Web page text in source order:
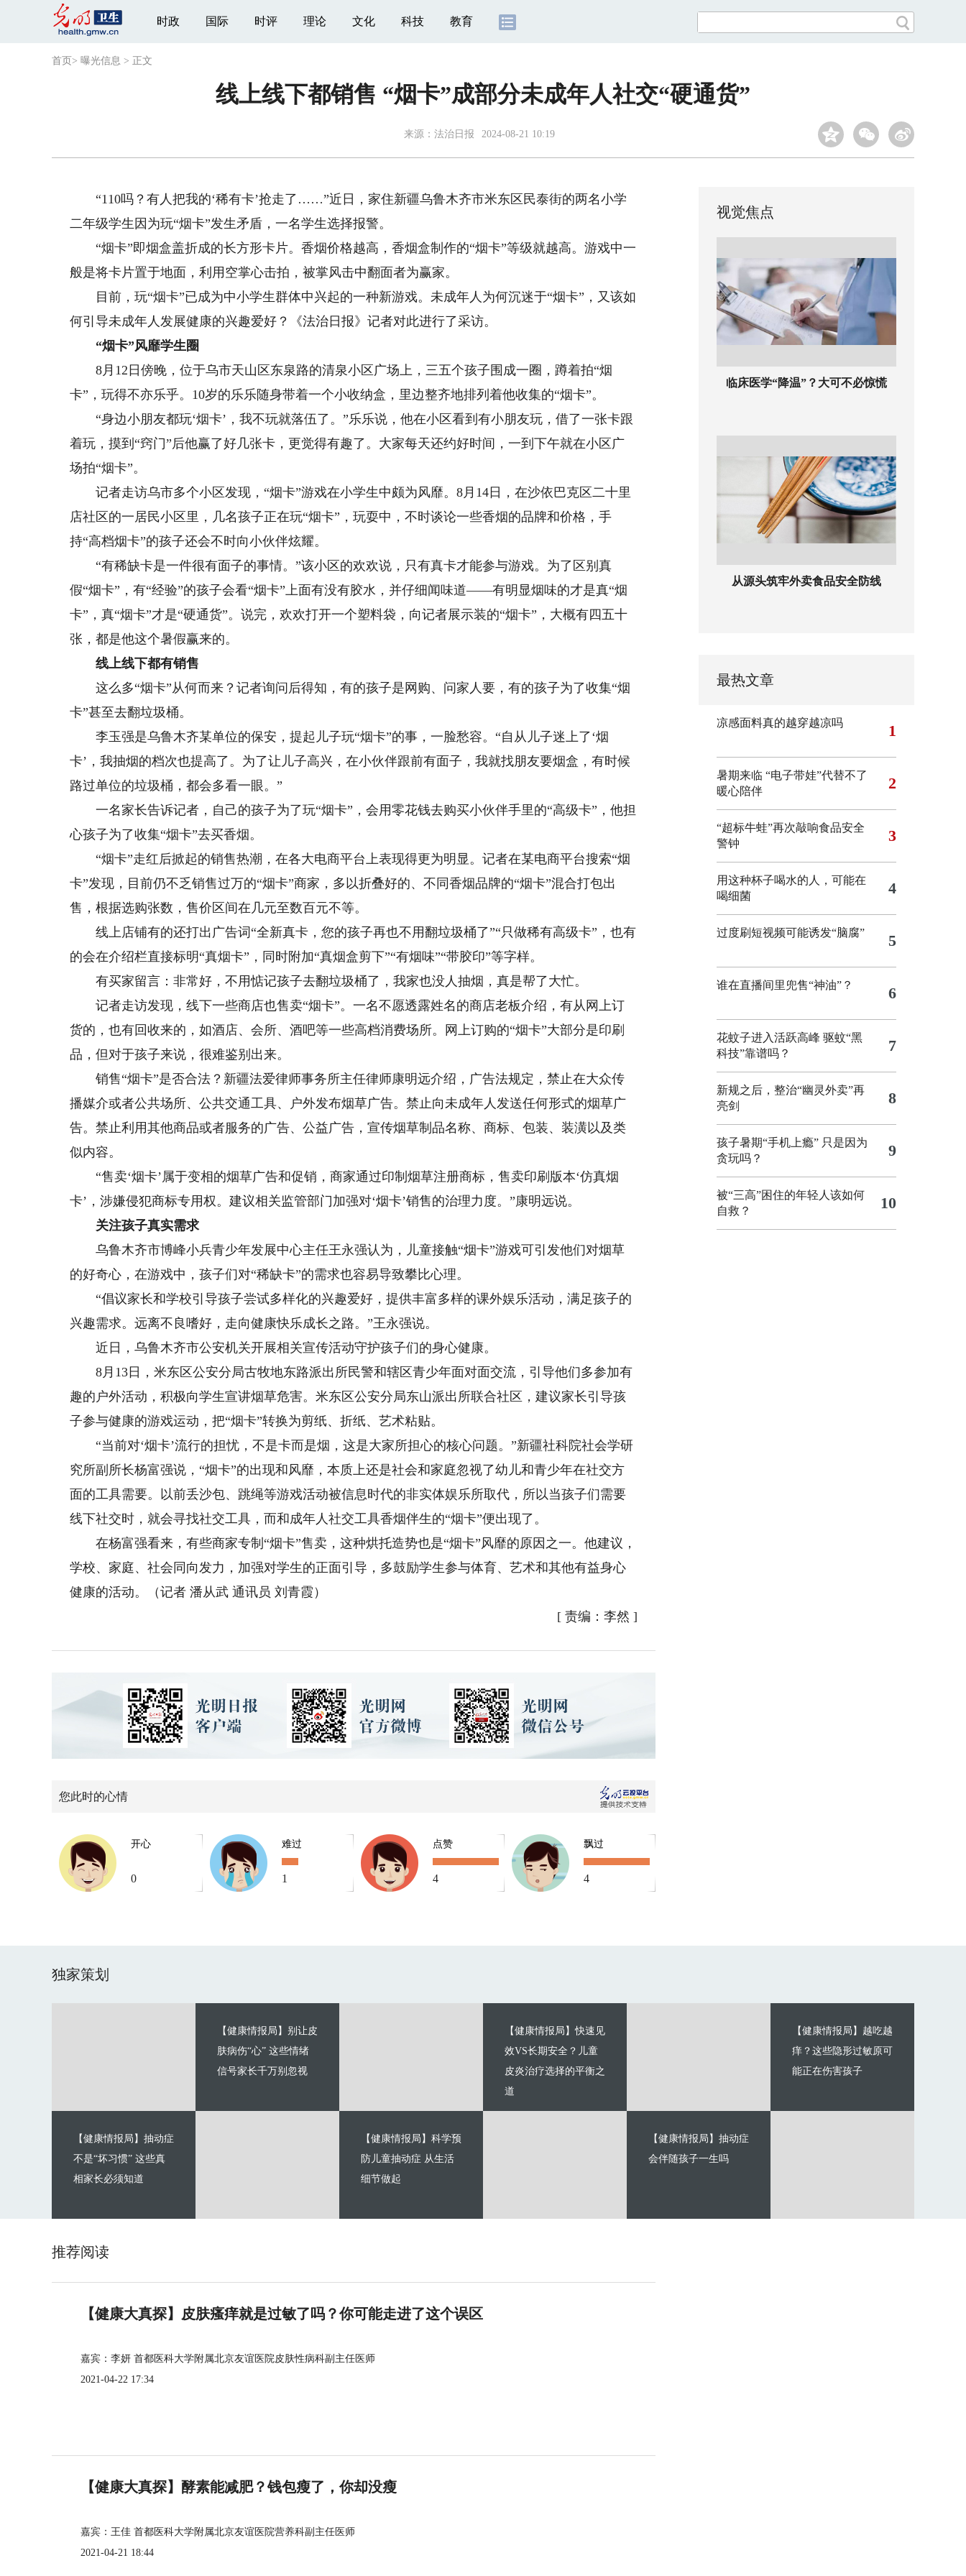
时政 国际 时评 理论 文化 科技 教育
首页 > 曝光信息 > 正文
线上线下都销售 “烟卡”成部分未成年人社交“硬通货”
来源： 法治日报 2024-08-21 10:19
“110吗？有人把我的‘稀有卡’抢走了……”近日，家住新疆乌鲁木齐市米东区民泰街的两名小学
二年级学生因为玩“烟卡”发生矛盾，一名学生选择报警。
“烟卡”即烟盒盖折成的长方形卡片。香烟价格越高，香烟盒制作的“烟卡”等级就越高。游戏中一
般是将卡片置于地面，利用空掌心击拍，被掌风击中翻面者为赢家。
目前，玩“烟卡”已成为中小学生群体中兴起的一种新游戏。未成年人为何沉迷于“烟卡”，又该如
何引导未成年人发展健康的兴趣爱好？《法治日报》记者对此进行了采访。
“烟卡”风靡学生圈
8月12日傍晚，位于乌市天山区东泉路的清泉小区广场上，三五个孩子围成一圈，蹲着拍“烟
卡”，玩得不亦乐乎。10岁的乐乐随身带着一个小收纳盒，里边整齐地排列着他收集的“烟卡”。
“身边小朋友都玩‘烟卡’，我不玩就落伍了。”乐乐说，他在小区看到有小朋友玩，借了一张卡跟
着玩，摸到“窍门”后他赢了好几张卡，更觉得有趣了。大家每天还约好时间，一到下午就在小区广
场拍“烟卡”。
记者走访乌市多个小区发现，“烟卡”游戏在小学生中颇为风靡。8月14日，在沙依巴克区二十里
店社区的一居民小区里，几名孩子正在玩“烟卡”，玩耍中，不时谈论一些香烟的品牌和价格，手
持“高档烟卡”的孩子还会不时向小伙伴炫耀。
“有稀缺卡是一件很有面子的事情。”该小区的欢欢说，只有真卡才能参与游戏。为了区别真
假“烟卡”，有“经验”的孩子会看“烟卡”上面有没有胶水，并仔细闻味道——有明显烟味的才是真“烟
卡”，真“烟卡”才是“硬通货”。说完，欢欢打开一个塑料袋，向记者展示装的“烟卡”，大概有四五十
张，都是他这个暑假赢来的。
线上线下都有销售
这么多“烟卡”从何而来？记者询问后得知，有的孩子是网购、问家人要，有的孩子为了收集“烟
卡”甚至去翻垃圾桶。
李玉强是乌鲁木齐某单位的保安，提起儿子玩“烟卡”的事，一脸愁容。“自从儿子迷上了‘烟
卡’，我抽烟的档次也提高了。为了让儿子高兴，在小伙伴跟前有面子，我就找朋友要烟盒，有时候
路过单位的垃圾桶，都会多看一眼。”
一名家长告诉记者，自己的孩子为了玩“烟卡”，会用零花钱去购买小伙伴手里的“高级卡”，他担
心孩子为了收集“烟卡”去买香烟。
“烟卡”走红后掀起的销售热潮，在各大电商平台上表现得更为明显。记者在某电商平台搜索“烟
卡”发现，目前仍不乏销售过万的“烟卡”商家，多以折叠好的、不同香烟品牌的“烟卡”混合打包出
售，根据选购张数，售价区间在几元至数百元不等。
线上店铺有的还打出广告词“全新真卡，您的孩子再也不用翻垃圾桶了”“只做稀有高级卡”，也有
的会在介绍栏直接标明“真烟卡”，同时附加“真烟盒剪下”“有烟味”“带胶印”等字样。
有买家留言：非常好，不用惦记孩子去翻垃圾桶了，我家也没人抽烟，真是帮了大忙。
记者走访发现，线下一些商店也售卖“烟卡”。一名不愿透露姓名的商店老板介绍，有从网上订
货的，也有回收来的，如酒店、会所、酒吧等一些高档消费场所。网上订购的“烟卡”大部分是印刷
品，但对于孩子来说，很难鉴别出来。
销售“烟卡”是否合法？新疆法爱律师事务所主任律师康明远介绍，广告法规定，禁止在大众传
播媒介或者公共场所、公共交通工具、户外发布烟草广告。禁止向未成年人发送任何形式的烟草广
告。禁止利用其他商品或者服务的广告、公益广告，宣传烟草制品名称、商标、包装、装潢以及类
似内容。
“售卖‘烟卡’属于变相的烟草广告和促销，商家通过印制烟草注册商标，售卖印刷版本‘仿真烟
卡’，涉嫌侵犯商标专用权。建议相关监管部门加强对‘烟卡’销售的治理力度。”康明远说。
关注孩子真实需求
乌鲁木齐市博峰小兵青少年发展中心主任王永强认为，儿童接触“烟卡”游戏可引发他们对烟草
的好奇心，在游戏中，孩子们对“稀缺卡”的需求也容易导致攀比心理。
“倡议家长和学校引导孩子尝试多样化的兴趣爱好，提供丰富多样的课外娱乐活动，满足孩子的
兴趣需求。远离不良嗜好，走向健康快乐成长之路。”王永强说。
近日，乌鲁木齐市公安机关开展相关宣传活动守护孩子们的身心健康。
8月13日，米东区公安分局古牧地东路派出所民警和辖区青少年面对面交流，引导他们多参加有
趣的户外活动，积极向学生宣讲烟草危害。米东区公安分局东山派出所联合社区，建议家长引导孩
子参与健康的游戏运动，把“烟卡”转换为剪纸、折纸、艺术粘贴。
“当前对‘烟卡’流行的担忧，不是卡而是烟，这是大家所担心的核心问题。”新疆社科院社会学研
究所副所长杨富强说，“烟卡”的出现和风靡，本质上还是社会和家庭忽视了幼儿和青少年在社交方
面的工具需要。以前丢沙包、跳绳等游戏活动被信息时代的非实体娱乐所取代，所以当孩子们需要
线下社交时，就会寻找社交工具，而和成年人社交工具香烟伴生的“烟卡”便出现了。
在杨富强看来，有些商家专制“烟卡”售卖，这种烘托造势也是“烟卡”风靡的原因之一。他建议，
学校、家庭、社会同向发力，加强对学生的正面引导，多鼓励学生参与体育、艺术和其他有益身心
健康的活动。（记者 潘从武 通讯员 刘青霞）
[ 责编：李然 ]
您此时的心情
开心
0
难过
1
点赞
4
飘过
4
视觉焦点
临床医学“降温”？大可不必惊慌
从源头筑牢外卖食品安全防线
最热文章
凉感面料真的越穿越凉吗 1
暑期来临 “电子带娃”代替不了
暖心陪伴
2
“超标牛蛙”再次敲响食品安全
警钟
3
用这种杯子喝水的人，可能在
喝细菌
4
过度刷短视频可能诱发“脑腐” 5
谁在直播间里兜售“神油”？ 6
花蚊子进入活跃高峰 驱蚊“黑
科技”靠谱吗？
7
新规之后，整治“幽灵外卖”再
亮剑
8
孩子暑期“手机上瘾” 只是因为
贪玩吗？
9
被“三高”困住的年轻人该如何
自救？
10
独家策划
【健康情报局】别让皮
肤病伤“心” 这些情绪
信号家长千万别忽视
【健康情报局】抽动症
不是“坏习惯” 这些真
相家长必须知道
【健康情报局】快速见
效VS长期安全？儿童
皮炎治疗选择的平衡之
道
【健康情报局】科学预
防儿童抽动症 从生活
细节做起
【健康情报局】越吃越
痒？这些隐形过敏原可
能正在伤害孩子
【健康情报局】抽动症
会伴随孩子一生吗
推荐阅读
【健康大真探】皮肤瘙痒就是过敏了吗？你可能走进了这个误区
嘉宾：李妍 首都医科大学附属北京友谊医院皮肤性病科副主任医师
2021-04-22 17:34
【健康大真探】酵素能减肥？钱包瘦了，你却没瘦
嘉宾：王佳 首都医科大学附属北京友谊医院营养科副主任医师
2021-04-21 18:44